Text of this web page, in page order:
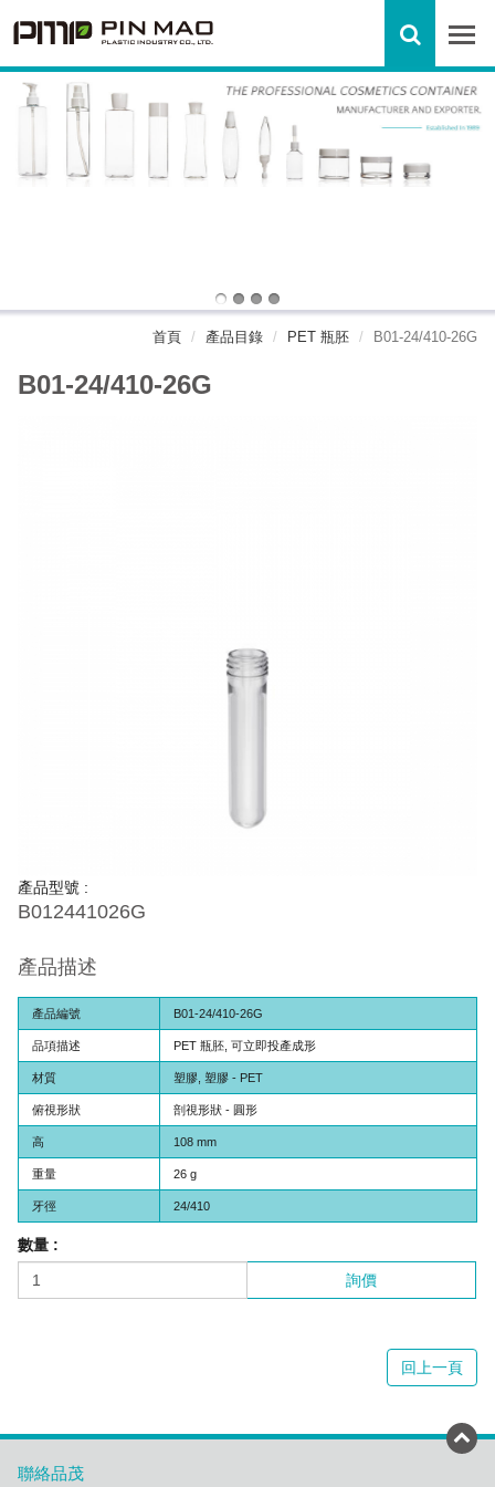
首頁 產品目錄 PET 瓶胚 B01-24/410-26G
B01-24/410-26G
產品型號 :
B012441026G
產品描述
產品編號 B01-24/410-26G
品項描述 PET 瓶胚, 可立即投產成形
材質 塑膠, 塑膠 - PET
俯視形狀 剖視形狀 - 圓形
高 108 mm
重量 26 g
牙徑 24/410
數量 :
詢價
回上一頁
聯絡品茂